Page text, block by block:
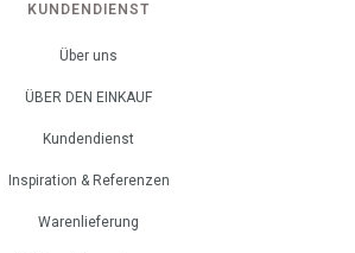
KUNDENDIENST
Über uns
ÜBER DEN EINKAUF
Kundendienst
Inspiration & Referenzen
Warenlieferung